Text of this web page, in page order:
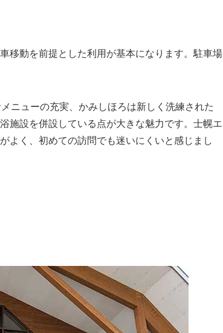
移動を前提とした利用が基本になります。駐車場
ニューの充実、かみしほろは新しく洗練された
施設を併設している点が大きな魅力です。士幌エ
よく、初めての訪問でも迷いにくいと感じまし